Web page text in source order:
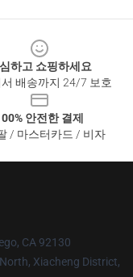
하고 쇼핑하세요
배송까지 24/7 보호
안전한 결제
/ 마스터카드 / 비자
CA 92130
Xiacheng District,